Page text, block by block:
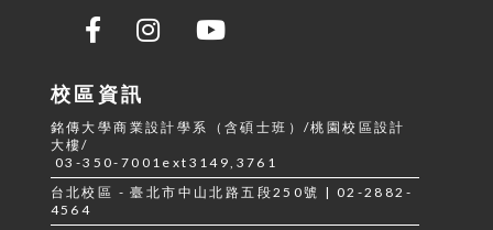
校區資訊
銘傳大學商業設計學系（含碩士班）/桃園校區設計
大樓/
03-350-7001ext3149,3761
台北校區 - 臺北市中山北路五段250號 | 02-2882-
4564